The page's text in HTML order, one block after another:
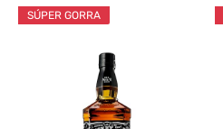
SÚPER GORRA